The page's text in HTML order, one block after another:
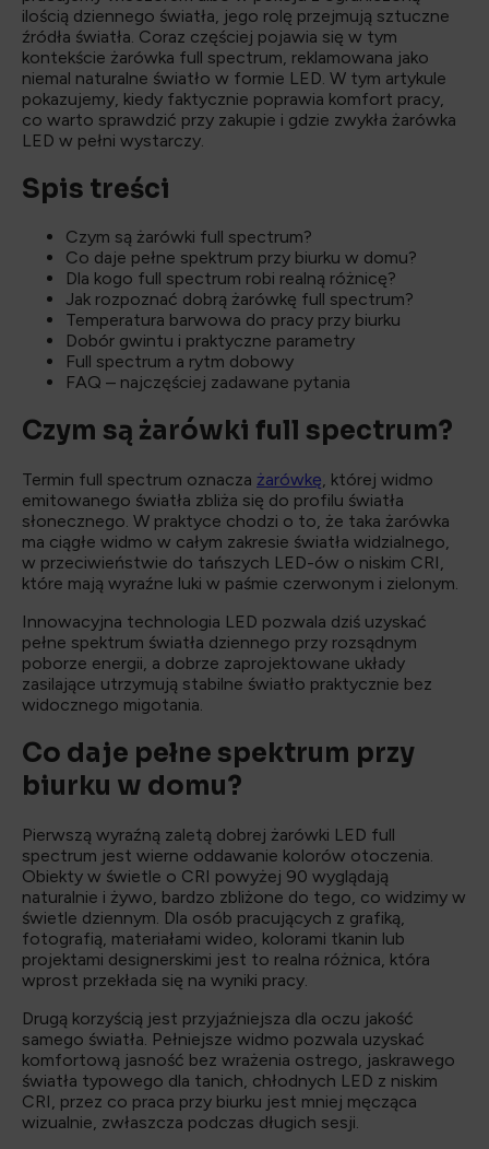
ilością dziennego światła, jego rolę przejmują sztuczne
źródła światła. Coraz częściej pojawia się w tym
kontekście żarówka full spectrum, reklamowana jako
niemal naturalne światło w formie LED. W tym artykule
pokazujemy, kiedy faktycznie poprawia komfort pracy,
co warto sprawdzić przy zakupie i gdzie zwykła żarówka
LED w pełni wystarczy.
Spis treści
Czym są żarówki full spectrum?
Co daje pełne spektrum przy biurku w domu?
Dla kogo full spectrum robi realną różnicę?
Jak rozpoznać dobrą żarówkę full spectrum?
Temperatura barwowa do pracy przy biurku
Dobór gwintu i praktyczne parametry
Full spectrum a rytm dobowy
FAQ – najczęściej zadawane pytania
Czym są żarówki full spectrum?
Termin full spectrum oznacza żarówkę, której widmo
emitowanego światła zbliża się do profilu światła
słonecznego. W praktyce chodzi o to, że taka żarówka
ma ciągłe widmo w całym zakresie światła widzialnego,
w przeciwieństwie do tańszych LED-ów o niskim CRI,
które mają wyraźne luki w paśmie czerwonym i zielonym.
Innowacyjna technologia LED pozwala dziś uzyskać
pełne spektrum światła dziennego przy rozsądnym
poborze energii, a dobrze zaprojektowane układy
zasilające utrzymują stabilne światło praktycznie bez
widocznego migotania.
Co daje pełne spektrum przy
biurku w domu?
Pierwszą wyraźną zaletą dobrej żarówki LED full
spectrum jest wierne oddawanie kolorów otoczenia.
Obiekty w świetle o CRI powyżej 90 wyglądają
naturalnie i żywo, bardzo zbliżone do tego, co widzimy w
świetle dziennym. Dla osób pracujących z grafiką,
fotografią, materiałami wideo, kolorami tkanin lub
projektami designerskimi jest to realna różnica, która
wprost przekłada się na wyniki pracy.
Drugą korzyścią jest przyjaźniejsza dla oczu jakość
samego światła. Pełniejsze widmo pozwala uzyskać
komfortową jasność bez wrażenia ostrego, jaskrawego
światła typowego dla tanich, chłodnych LED z niskim
CRI, przez co praca przy biurku jest mniej męcząca
wizualnie, zwłaszcza podczas długich sesji.